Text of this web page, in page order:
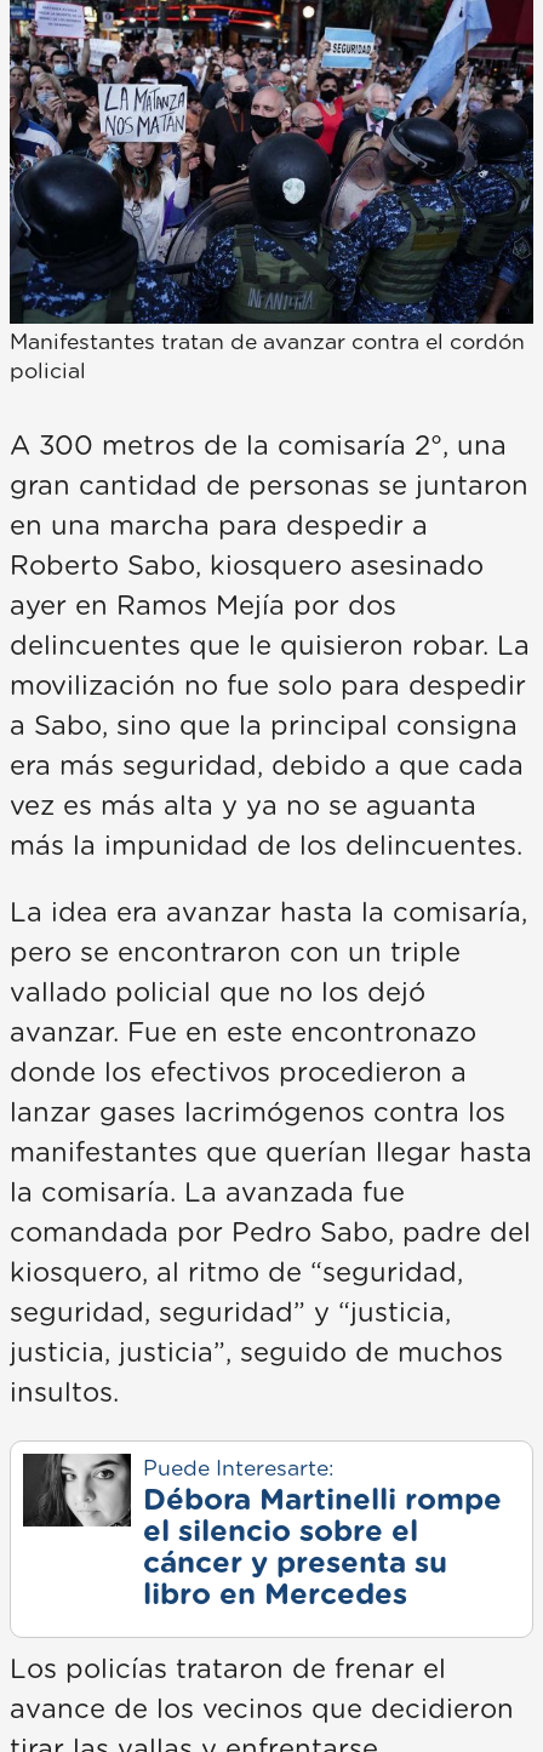
Manifestantes tratan de avanzar contra el cordón
policial
A 300 metros de la comisaría 2°, una
gran cantidad de personas se juntaron
en una marcha para despedir a
Roberto Sabo, kiosquero asesinado
ayer en Ramos Mejía por dos
delincuentes que le quisieron robar. La
movilización no fue solo para despedir
a Sabo, sino que la principal consigna
era más seguridad, debido a que cada
vez es más alta y ya no se aguanta
más la impunidad de los delincuentes.
La idea era avanzar hasta la comisaría,
pero se encontraron con un triple
vallado policial que no los dejó
avanzar. Fue en este encontronazo
donde los efectivos procedieron a
lanzar gases lacrimógenos contra los
manifestantes que querían llegar hasta
la comisaría. La avanzada fue
comandada por Pedro Sabo, padre del
kiosquero, al ritmo de “seguridad,
seguridad, seguridad” y “justicia,
justicia, justicia”, seguido de muchos
insultos.
Puede Interesarte:
Débora Martinelli rompe
el silencio sobre el
cáncer y presenta su
libro en Mercedes
Los policías trataron de frenar el
avance de los vecinos que decidieron